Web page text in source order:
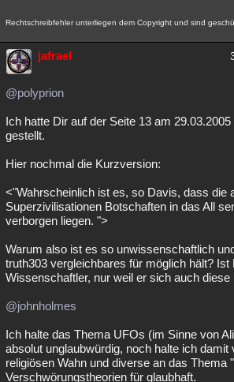
Rechtschreibfehler unterliegen dem Copyright und sind
jafrael
@polyprion
Ich hatte Dir auf der Seite 13 am
gestellt.
Hier nochmal die Kurzversion:
<"Wahrscheinlich ist es, so Davis, dass die
Superzivilisationen Botschaften in das All
verborgen liegen. ">
Warum also ist es so unwissenschaftlich
truth303 vergleichbares für möglich hält?
Wissenschaftler, nur weil er sich auch diese
@johnholmes
Ich halte das Thema UFOs (im Sinne von
absolut unglaubwürdig, noch halte ich damit
religiösen Wahn und diverse an das Thema
Verschwörungstheorien für glaubhaft.